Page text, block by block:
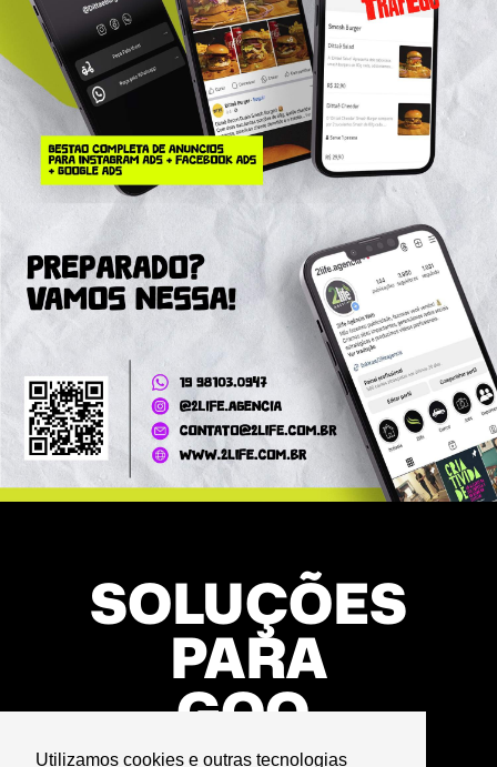
Utilizamos cookies e outras tecnologias
SOLUÇÕES
PARA